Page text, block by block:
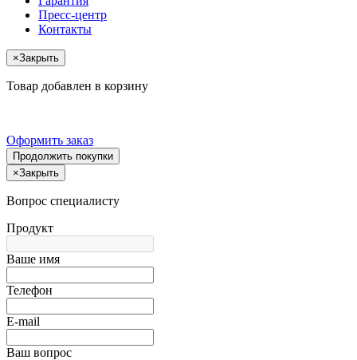
Пресс-центр
Контакты
×Закрыть
Товар добавлен в корзину
Оформить заказ
Продолжить покупки
×Закрыть
Вопрос специалисту
Продукт
Ваше имя
Телефон
E-mail
Ваш вопрос